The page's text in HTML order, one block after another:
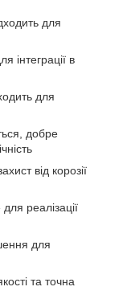
для
інтеграції в
для
добре
від корозії
реалізації
для
та точна